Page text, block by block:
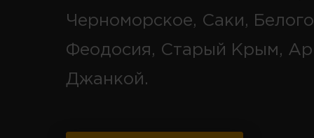
Черноморское, Саки,
Феодосия, Старый Крым,
Джанкой.